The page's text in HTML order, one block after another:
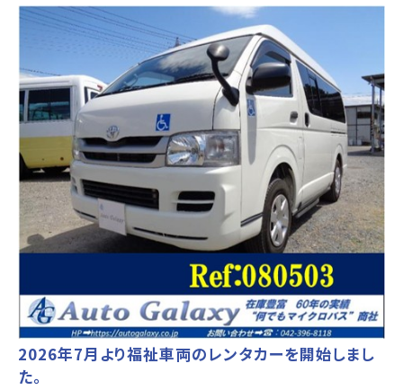
2026年7月より福祉車両のレンタカーを開始しまし
た。